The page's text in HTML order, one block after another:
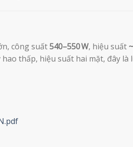
công suất540–550 W, hiệu suất
thấp, hiệu suất hai mặt, đây là